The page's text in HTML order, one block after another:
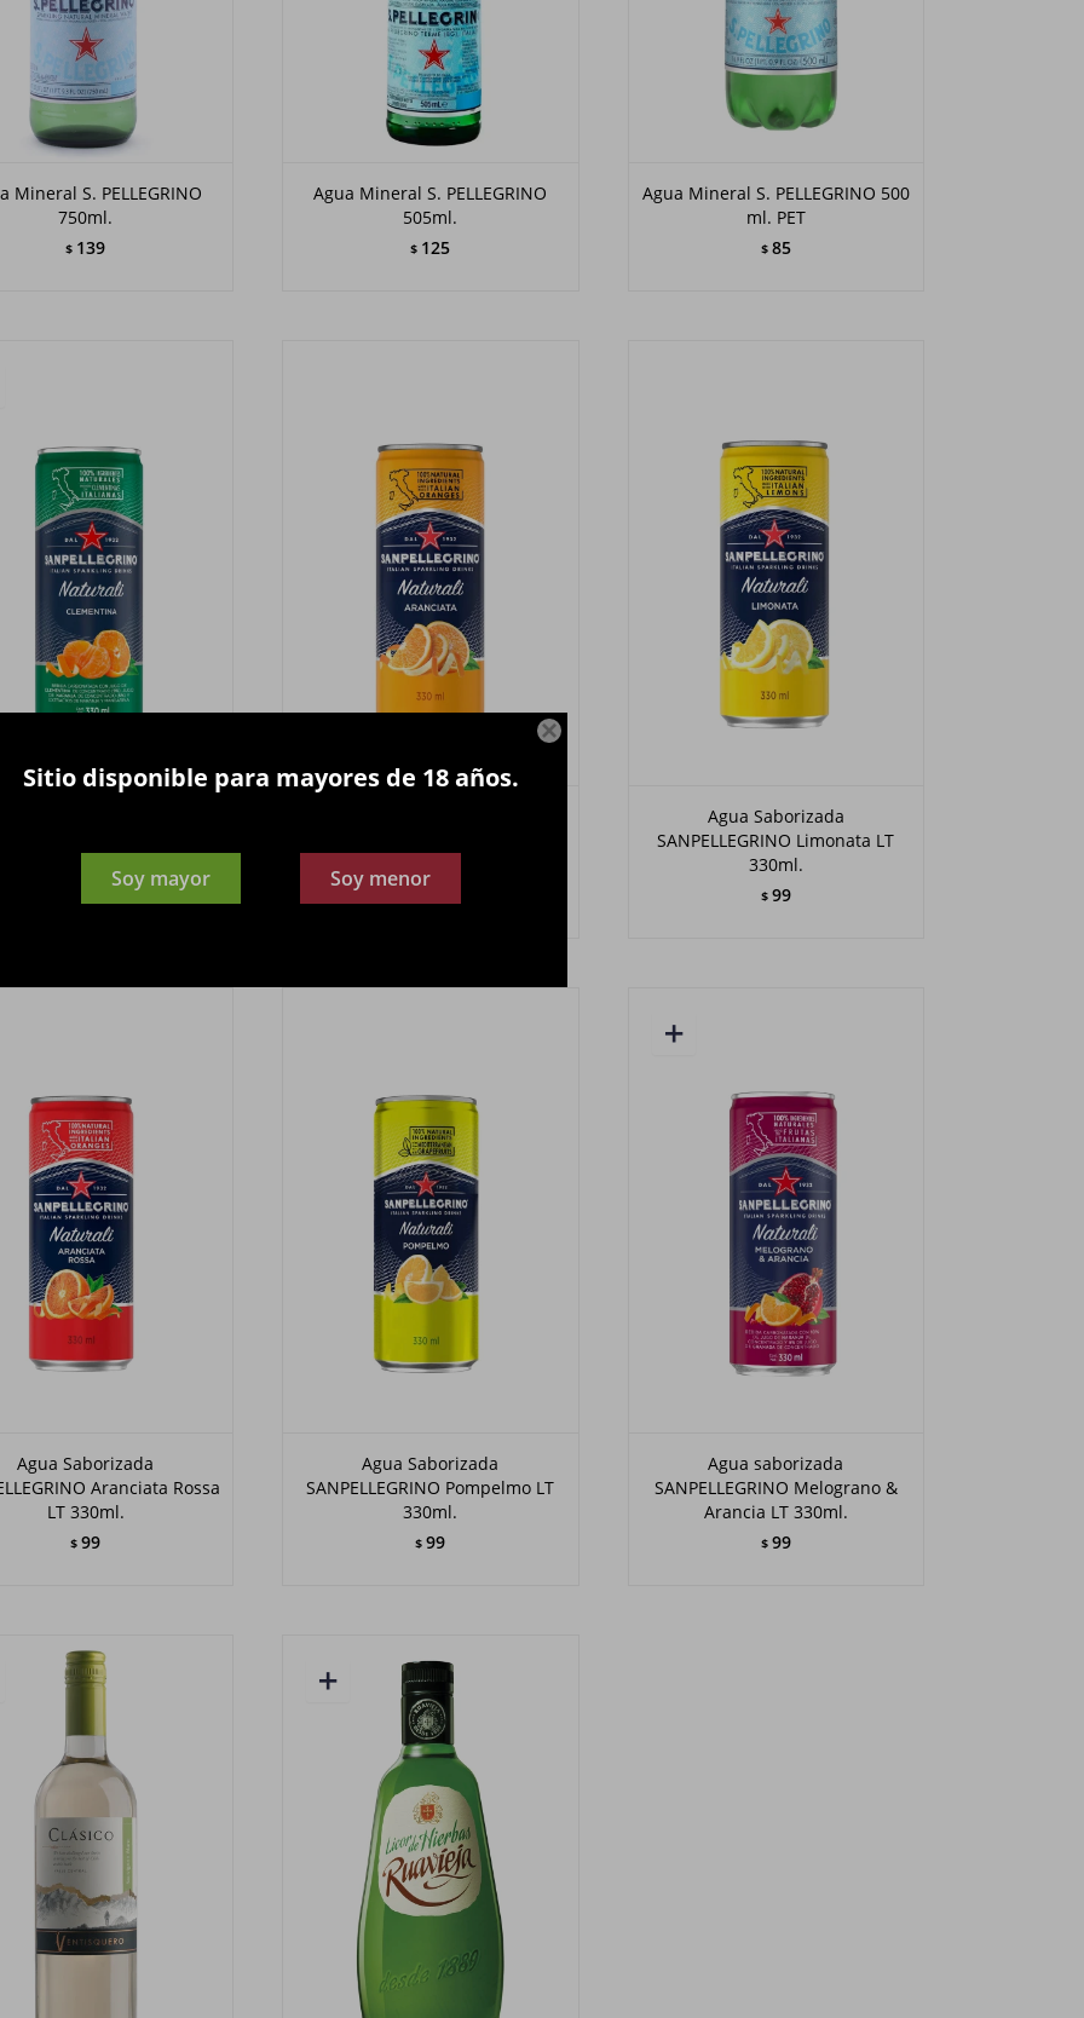

Sitio disponible para mayores de 18 años.
Soy mayor Soy menor
Mineral S. PELLEGRINO
750ml.
$ 139
Agua Mineral S. PELLEGRINO
505ml.
$ 125
Agua Mineral S. PELLEGRINO 500
ml. PET
$ 85
Agua Saborizada
SANPELLEGRINO Limonata LT
330ml.
$ 99
Agua Saborizada
Aranciata Rossa
LT 330ml.
$ 99
Agua Saborizada
SANPELLEGRINO Pompelmo LT
330ml.
$ 99
Agua saborizada
SANPELLEGRINO Melograno &
Arancia LT 330ml.
$ 99